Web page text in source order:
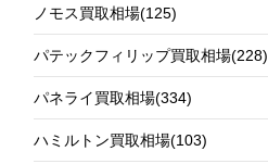
ノモス買取相場(125)
パテックフィリップ買取相場(228)
パネライ買取相場(334)
ハミルトン買取相場(103)